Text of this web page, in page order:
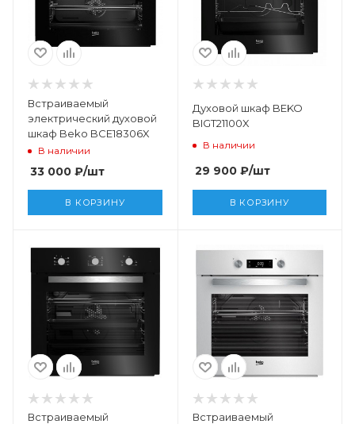
Встраиваемый
электрический духовой
шкаф Beko BCE18306X
В наличии
33 000 ₽/шт
В КОРЗИНУ
Духовой шкаф BEKO
BIGT21100X
В наличии
29 900₽/шт
В КОРЗИНУ
Встраиваемый
Встраиваемый